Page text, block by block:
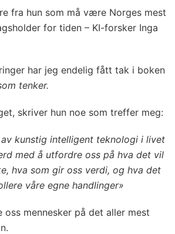
fra hun som må være Norges mest
for tiden – KI-forsker Inga
har jeg endelig fått tak i boken
tenker.
skriver hun noe som treffer meg:
kunstig intelligent teknologi i livet
med å utfordre oss på hva det vil
hva som gir oss verdi, og hva det
våre egne handlinger»
oss mennesker på det aller mest